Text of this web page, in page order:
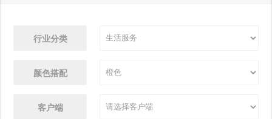
行业分类
颜色搭配
客户端